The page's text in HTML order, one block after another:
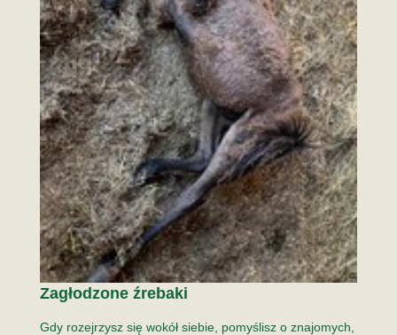
Zagłodzone źrebaki
Gdy rozejrzysz się wokół siebie, pomyślisz o znajomych,